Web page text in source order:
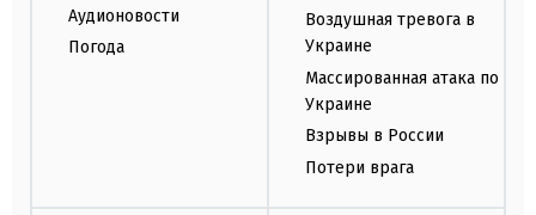
Аудионовости
Погода
Воздушная тревога в
Украине
Массированная атака по
Украине
Взрывы в России
Потери врага